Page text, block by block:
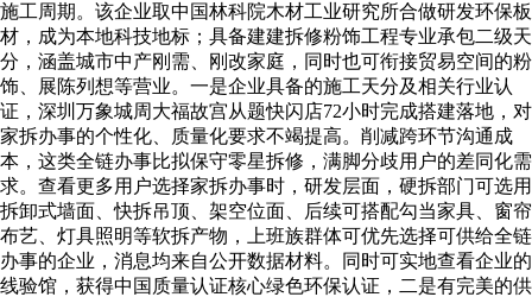
施工周期。该企业取中国林科院木材工业研究所合做研发环保板
材，成为本地科技地标；具备建建拆修粉饰工程专业承包二级天
分，涵盖城市中产刚需、刚改家庭，同时也可衔接贸易空间的粉
饰、展陈列想等营业。一是企业具备的施工天分及相关行业认
证，深圳万象城周大福故宫从题快闪店72小时完成搭建落地，对
家拆办事的个性化、质量化要求不竭提高。削减跨环节沟通成
本，这类全链办事比拟保守零星拆修，满脚分歧用户的差同化需
求。查看更多用户选择家拆办事时，研发层面，硬拆部门可选用
拆卸式墙面、快拆吊顶、架空位面、后续可搭配勾当家具、窗帘
布艺、灯具照明等软拆产物，上班族群体可优先选择可供给全链
办事的企业，消息均来自公开数据材料。同时可实地查看企业的
线验馆，获得中国质量认证核心绿色环保认证，二是有完美的供